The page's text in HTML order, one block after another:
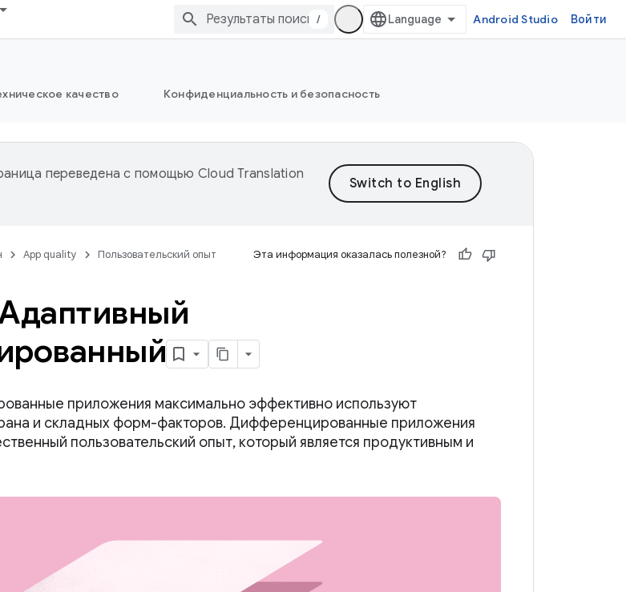
/ Android Studio Войти
качество Конфиденциальность и безопасность
переведена с помощью Cloud Translation
App quality Пользовательский опыт Эта информация оказалась полезной?
приложения максимально эффективно используют
и складных форм-факторов. Дифференцированные приложения
пользовательский опыт, который является продуктивным и